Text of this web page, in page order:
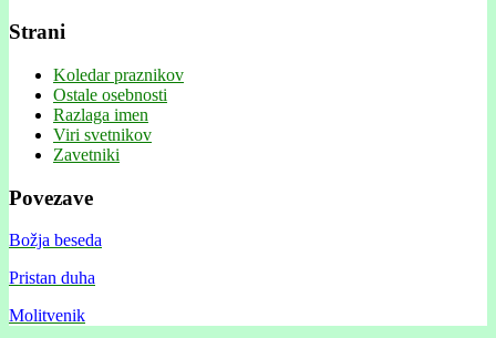
Strani
Koledar praznikov
Ostale osebnosti
Razlaga imen
Viri svetnikov
Zavetniki
Povezave
Božja beseda
Pristan duha
Molitvenik